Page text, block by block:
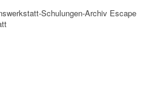
Schulungen-Archiv Escape